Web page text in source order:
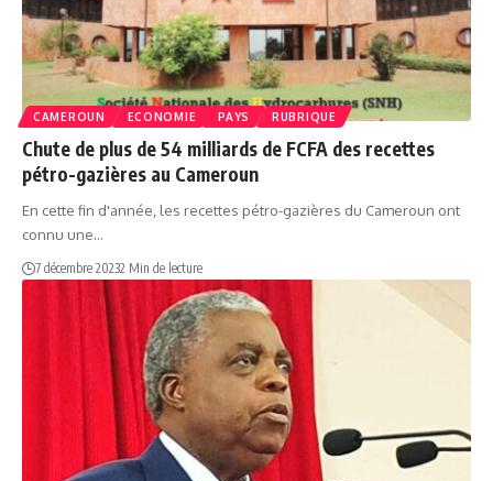
CAMEROUN ECONOMIE PAYS RUBRIQUE
Chute de plus de 54 milliards de FCFA des recettes
pétro-gazières au Cameroun
En cette fin d'année, les recettes pétro-gazières du Cameroun ont
connu une…
7 décembre 20232 Min de lecture